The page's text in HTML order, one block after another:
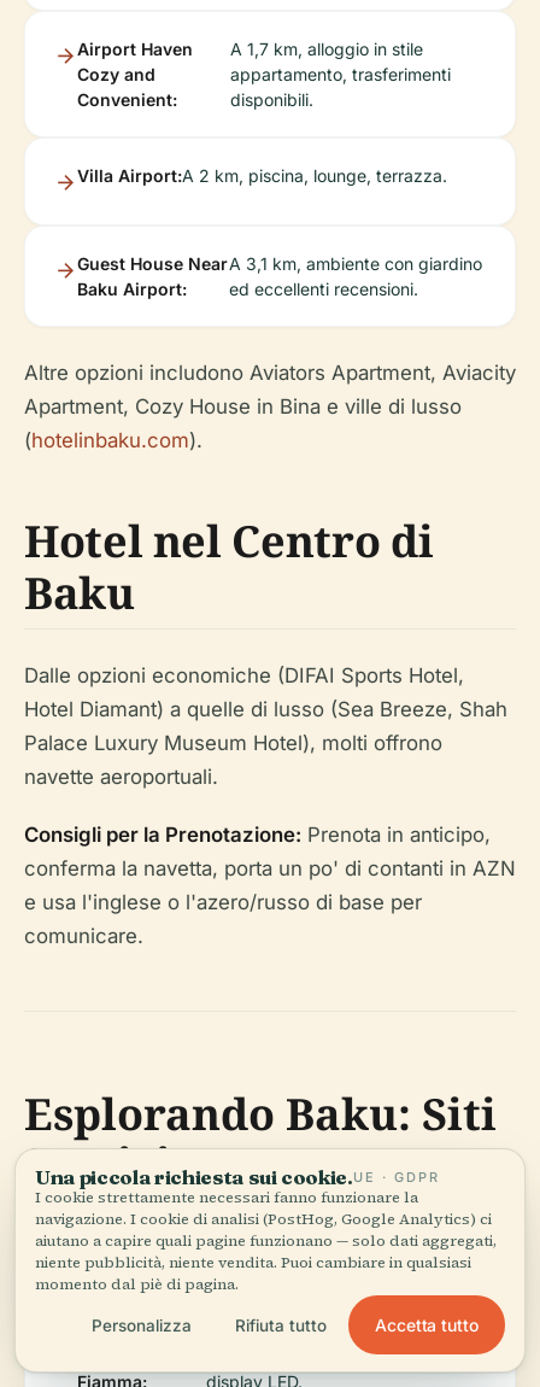
Airport Haven
Cozy and
Convenient:
A 1,7 km, alloggio in stile
appartamento, trasferimenti
disponibili.
Villa Airport:A 2 km, piscina, lounge, terrazza.
Guest House Near
Baku Airport:
A 3,1 km, ambiente con giardino
ed eccellenti recensioni.
Altre opzioni includono Aviators Apartment, Aviacity
Apartment, Cozy House in Bina e ville di lusso
(hotelinbaku.com).
Hotel nel Centro di
Baku
Dalle opzioni economiche (DIFAI Sports Hotel,
Hotel Diamant) a quelle di lusso (Sea Breeze, Shah
Palace Luxury Museum Hotel), molti offrono
navette aeroportuali.
Consigli per la Prenotazione: Prenota in anticipo,
conferma la navetta, porta un po' di contanti in AZN
e usa l'inglese o l'azero/russo di base per
comunicare.
Esplorando Baku: Siti
Storici
Icherisheher (Città
Vecchia):
Antiche mura, Palazzo degli
Fiamma:
Viste panoramiche della città e
display LED.
Una piccola richiesta sui cookie.UE · GDPR
I cookie strettamente necessari fanno funzionare la
navigazione. I cookie di analisi (PostHog, Google Analytics) ci
aiutano a capire quali pagine funzionano — solo dati aggregati,
niente pubblicità, niente vendita. Puoi cambiare in qualsiasi
momento dal piè di pagina.
Personalizza Rifiuta tutto Accetta tutto